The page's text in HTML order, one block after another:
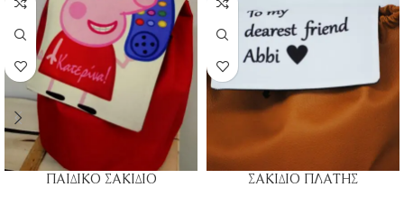
ΠΑΙΔΙΚΟ ΣΑΚΙΔΙΟ ΣΑΚΙΔΙΟ ΠΛΑΤΗΣ